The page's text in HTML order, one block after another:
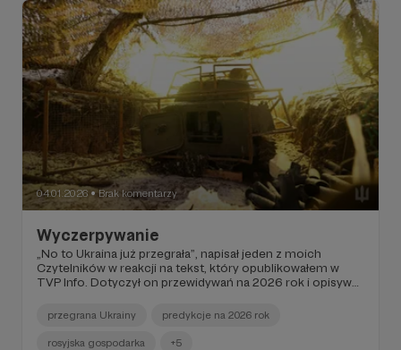
04.01.2026 ● Brak komentarzy
Wyczerpywanie
„No to Ukraina już przegrała”, napisał jeden z moich
Czytelników w reakcji na tekst, który opublikowałem w
TVP Info. Dotyczył on przewidywań na 2026 rok i opisywał
przesądzałem, ale materiał istotnie nie był hurra-
optymistyczny (bo być nie mógł…), ponieważ jednak
pisałem głównie z perspektywy ukraińskiej, rzeczywiście
przegrana Ukrainy predykcje na 2026 rok
rosyjska gospodarka +5